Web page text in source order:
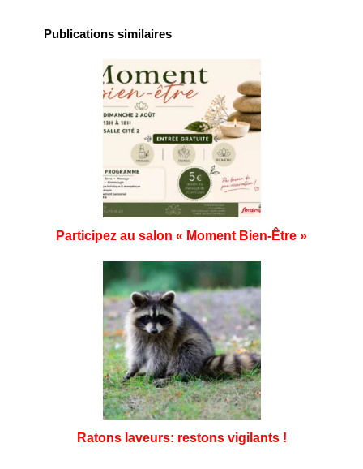
Publications similaires
Participez au salon « Moment Bien-Être »
Ratons laveurs: restons vigilants !